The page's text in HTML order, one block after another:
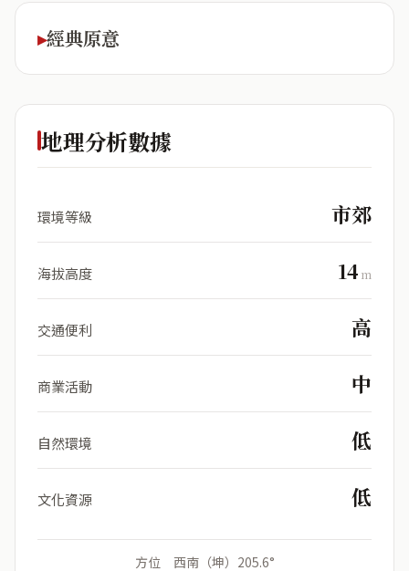
經典原意
地理分析數據
環境等級 市郊
海拔高度 14 m
交通便利 高
商業活動 中
自然環境 低
文化資源 低
方位 西南（坤）205.6°